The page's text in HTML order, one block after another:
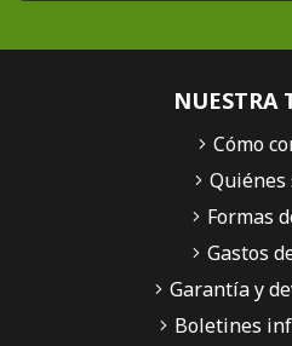
NUESTRA
Cómo
Quiénes
Formas
Gastos
Garantía y
Boletines